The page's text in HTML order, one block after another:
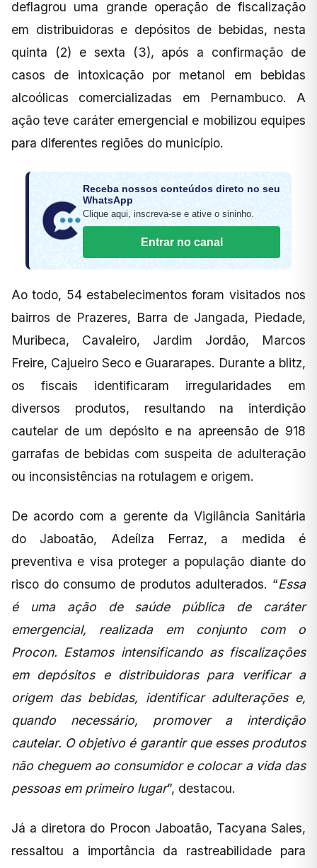
deflagrou uma grande operação de fiscalização
em distribuidoras e depósitos de bebidas, nesta
quinta (2) e sexta (3), após a confirmação de
casos de intoxicação por metanol em bebidas
alcoólicas comercializadas em Pernambuco. A
ação teve caráter emergencial e mobilizou equipes
para diferentes regiões do município.
Receba nossos conteúdos direto no seu
WhatsApp
Clique aqui, inscreva-se e ative o sininho.
Entrar no canal
Ao todo, 54 estabelecimentos foram visitados nos
bairros de Prazeres, Barra de Jangada, Piedade,
Muribeca, Cavaleiro, Jardim Jordão, Marcos
Freire, Cajueiro Seco e Guararapes. Durante a blitz,
os fiscais identificaram irregularidades em
diversos produtos, resultando na interdição
cautelar de um depósito e na apreensão de 918
garrafas de bebidas com suspeita de adulteração
ou inconsistências na rotulagem e origem.
De acordo com a gerente da Vigilância Sanitária
do Jaboatão, Adeílza Ferraz, a medida é
preventiva e visa proteger a população diante do
risco do consumo de produtos adulterados. “Essa
é uma ação de saúde pública de caráter
emergencial, realizada em conjunto com o
Procon. Estamos intensificando as fiscalizações
em depósitos e distribuidoras para verificar a
origem das bebidas, identificar adulterações e,
quando necessário, promover a interdição
cautelar. O objetivo é garantir que esses produtos
não cheguem ao consumidor e colocar a vida das
pessoas em primeiro lugar”, destacou.
Já a diretora do Procon Jaboatão, Tacyana Sales,
ressaltou a importância da rastreabilidade para